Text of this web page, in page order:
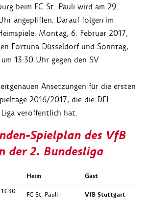
beim FC St. Pauli wird am 29.
angepfiffen. Darauf folgen im
Montag, 6. Februar 2017,
Fortuna Düsseldorf und Sonntag,
13:30 Uhr gegen den SV
Ansetzungen für die ersten
2016/2017, die die DFL
veröffentlich hat.
Spielplan des VfB
2. Bundesliga
Heim Gast
FC St. Pauli - VfB Stuttgart